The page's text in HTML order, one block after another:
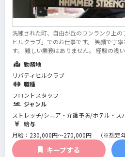
洗練された町、自由が丘のワンランク上
ヒルクラブ」でのお仕事です。 笑顔で丁
す。 難しい業務はありません。 経験の浅
を選べます（自己負担額500円...
勤務地
リバティヒルクラブ
職種
フロントスタッフ
ジャンル
ストレッチ/シニア・介護予防/ホテル・ス
系/マネジメント･店舗運営/フィットネス
ム/総合型フィットネスクラブ
給与
月給：230,000円～270,000円 （※想定
円）
※研修期間は1ヶ月～最大3ヶ月で条件に
キープする